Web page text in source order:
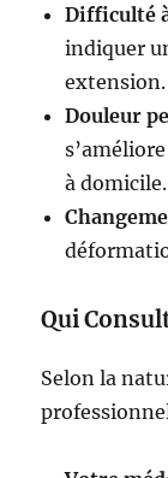
Difficulté
indiquer
extension.
Douleur
à domicile.
Qui
Selon la